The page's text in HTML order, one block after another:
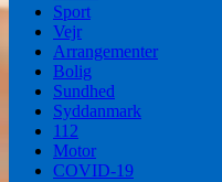
Sport
Vejr
Arrangementer
Bolig
Sundhed
Syddanmark
112
Motor
COVID-19